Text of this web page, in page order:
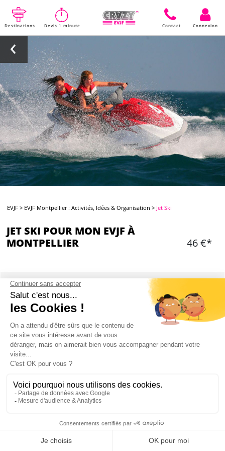
Destinations Devis 1 minute Contact Connexion
EVJF > EVJF Montpellier : Activités, Idées & Organisation > Jet Ski
JET SKI POUR MON EVJF À
MONTPELLIER
46 €*
CONTENU
30min de Jet ski sans permis
Un jet ski pour 2 personnes
de sauvetage)
Un briefing de sécurité
Mon EVJF à Montpellier